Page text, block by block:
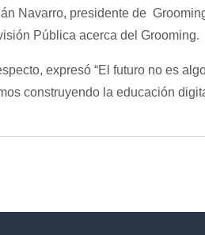
Navarro, presidente de
Pública acerca del Grooming.
expresó “El futuro no es
construyendo la educación